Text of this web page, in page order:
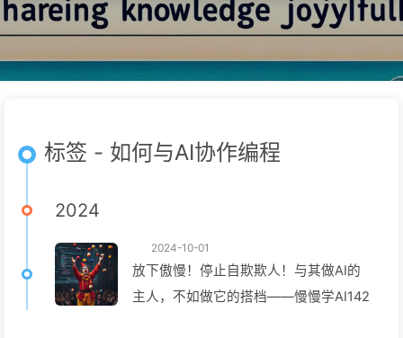
标签 - 如何与AI协作编程
2024
2024-10-01
放下傲慢！停止自欺欺人！与其做AI的
主人，不如做它的搭档——慢慢学AI142